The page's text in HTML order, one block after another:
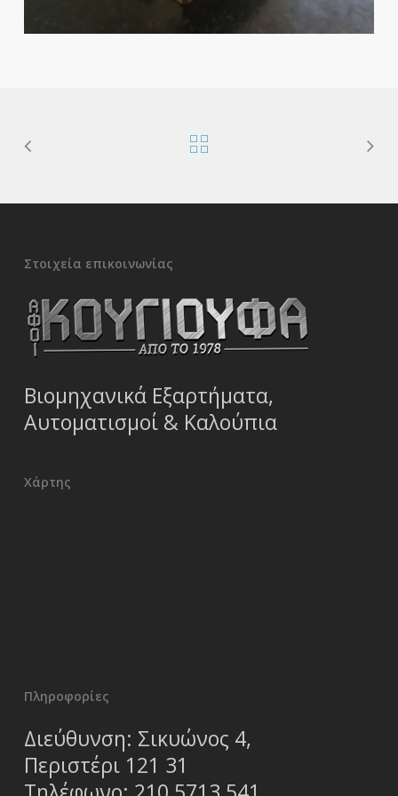
Στοιχεία επικοινωνίας
Βιομηχανικά Εξαρτήματα,
Αυτοματισμοί & Καλούπια
Χάρτης
Πληροφορίες
Διεύθυνση: Σικυώνος 4,
Περιστέρι 121 31